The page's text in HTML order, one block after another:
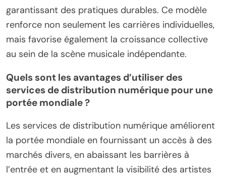
garantissant des pratiques durables. Ce modèle
renforce non seulement les carrières individuelles,
mais favorise également la croissance collective
au sein de la scène musicale indépendante.
Quels sont les avantages d’utiliser des
services de distribution numérique pour une
portée mondiale ?
Les services de distribution numérique améliorent
la portée mondiale en fournissant un accès à des
marchés divers, en abaissant les barrières à
l’entrée et en augmentant la visibilité des artistes